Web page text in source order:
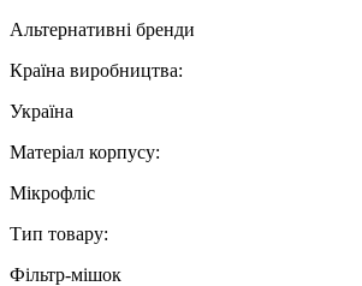
Альтернативні бренди
Країна виробництва:
Україна
Матеріал корпусу:
Мікрофліс
Тип товару:
Фільтр-мішок